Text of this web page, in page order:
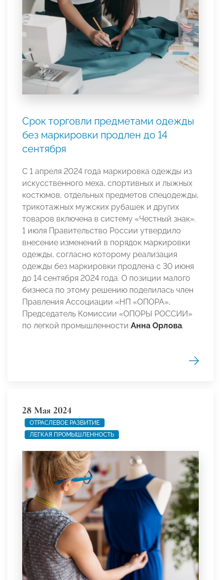
Срок торговли предметами одежды
без маркировки продлен до 14
сентября
С 1 апреля 2024 года маркировка одежды из
искусственного меха, спортивных и лыжных
костюмов, отдельных предметов спецодежды,
трикотажных мужских рубашек и других
товаров включена в систему «Честный знак».
1 июля Правительство России утвердило
внесение изменений в порядок маркировки
одежды, согласно которому реализация
одежды без маркировки продлена с 30 июня
до 14 сентября 2024 года. О позиции малого
бизнеса по этому решению поделилась член
Правления Ассоциации «НП «ОПОРА»,
Председатель Комиссии «ОПОРЫ РОССИИ»
по легкой промышленности Анна Орлова.
28 Мая 2024
ОТРАСЛЕВОЕ РАЗВИТИЕ
ЛЕГКАЯ ПРОМЫШЛЕННОСТЬ